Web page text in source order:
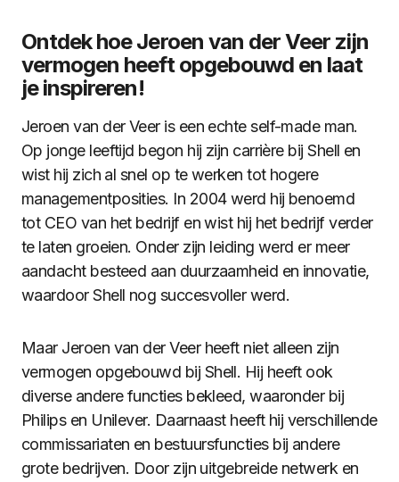
Ontdek hoe Jeroen van der Veer zijn
vermogen heeft opgebouwd en laat
je inspireren!
Jeroen van der Veer is een echte self-made man.
Op jonge leeftijd begon hij zijn carrière bij Shell en
wist hij zich al snel op te werken tot hogere
managementposities. In 2004 werd hij benoemd
tot CEO van het bedrijf en wist hij het bedrijf verder
te laten groeien. Onder zijn leiding werd er meer
aandacht besteed aan duurzaamheid en innovatie,
waardoor Shell nog succesvoller werd.
Maar Jeroen van der Veer heeft niet alleen zijn
vermogen opgebouwd bij Shell. Hij heeft ook
diverse andere functies bekleed, waaronder bij
Philips en Unilever. Daarnaast heeft hij verschillende
commissariaten en bestuursfuncties bij andere
grote bedrijven. Door zijn uitgebreide netwerk en